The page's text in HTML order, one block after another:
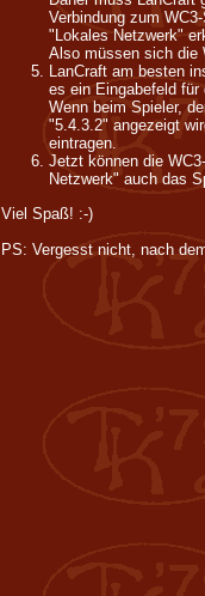
Verbindung zum
"Lokales Netzwerk"
Also müssen sich die
LanCraft am besten
es ein Eingabefeld
Wenn beim Spieler,
"5.4.3.2" angezeigt
eintragen.
Jetzt können die
Netzwerk" auch das
Viel Spaß! :-)
PS: Vergesst nicht, nach